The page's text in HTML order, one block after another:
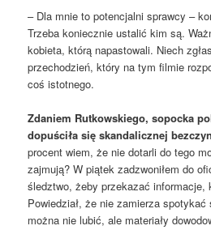
– Dla mnie to potencjalni sprawcy –
Trzeba koniecznie ustalić kim są.
kobieta, którą napastowali. Niech
przechodzień, który na tym filmie
coś istotnego.
Zdaniem Rutkowskiego, sopocka
dopuściła się skandalicznej
procent wiem, że nie dotarli do tego
zajmują? W piątek zadzwoniłem do
śledztwo, żeby przekazać informacje,
Powiedział, że nie zamierza
można nie lubić, ale materiały